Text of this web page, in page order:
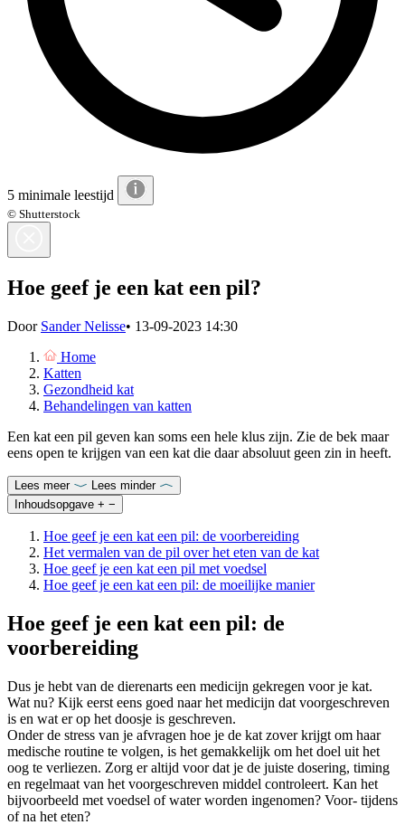
5 minimale leestijd
© Shutterstock
Hoe geef je een kat een pil?
Door Sander Nelisse• 13-09-2023 14:30
Home
Katten
Gezondheid kat
Behandelingen van katten
Een kat een pil geven kan soms een hele klus zijn. Zie de bek maar
eens open te krijgen van een kat die daar absoluut geen zin in heeft.
Lees meer
Lees minder
Inhoudsopgave + −
Hoe geef je een kat een pil: de voorbereiding
Het vermalen van de pil over het eten van de kat
Hoe geef je een kat een pil met voedsel
Hoe geef je een kat een pil: de moeilijke manier
Hoe geef je een kat een pil: de
voorbereiding
Dus je hebt van de dierenarts een medicijn gekregen voor je kat.
Wat nu? Kijk eerst eens goed naar het medicijn dat voorgeschreven
is en wat er op het doosje is geschreven.
Onder de stress van je afvragen hoe je de kat zover krijgt om haar
medische routine te volgen, is het gemakkelijk om het doel uit het
oog te verliezen. Zorg er altijd voor dat je de juiste dosering, timing
en regelmaat van het voorgeschreven middel controleert. Kan het
bijvoorbeeld met voedsel of water worden ingenomen? Voor- tijdens
of na het eten?